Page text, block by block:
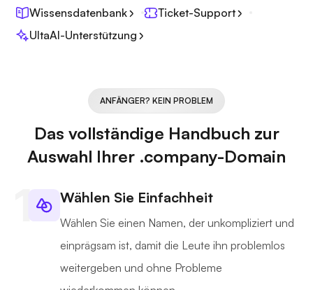
Wissensdatenbank
Ticket-Support
UltaAI-Unterstützung
ANFÄNGER? KEIN PROBLEM
Das vollständige Handbuch zur
Auswahl Ihrer .company-Domain
Wählen Sie Einfachheit
Wählen Sie einen Namen, der unkompliziert und
einprägsam ist, damit die Leute ihn problemlos
weitergeben und ohne Probleme